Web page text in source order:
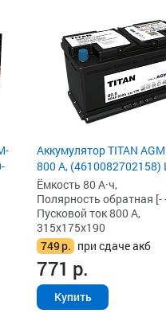
Аккумулятор TITAN
800 А, (4610082702158)
Ёмкость 80 А·ч,
Полярность обратная [-
Пусковой ток 800 А,
315x175x190
749р. при сдаче акб
771 р.
Купить